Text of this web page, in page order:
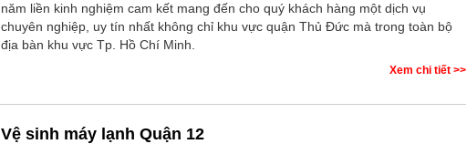
năm liền kinh nghiệm cam kết mang đến cho quý khách hàng một dịch vụ
chuyên nghiệp, uy tín nhất không chỉ khu vực quận Thủ Đức mà trong toàn bộ
địa bàn khu vực Tp. Hồ Chí Minh.
Xem chi tiết >>
Vệ sinh máy lạnh Quận 12